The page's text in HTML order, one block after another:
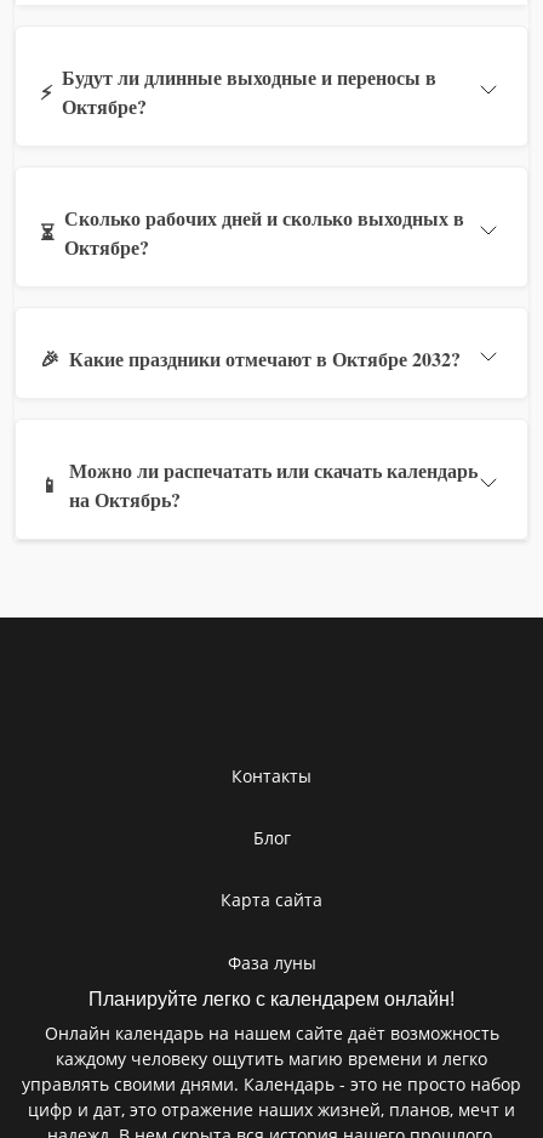
⚡
Будут ли длинные выходные и переносы в
Октябре?
⏳
Сколько рабочих дней и сколько выходных в
Октябре?
🎉 Какие праздники отмечают в Октябре 2032?
📱
Можно ли распечатать или скачать календарь
на Октябрь?
Контакты
Блог
Карта сайта
Фаза луны
Планируйте легко с календарем онлайн!
Онлайн календарь на нашем сайте даёт возможность
каждому человеку ощутить магию времени и легко
управлять своими днями. Календарь - это не просто набор
цифр и дат, это отражение наших жизней, планов, мечт и